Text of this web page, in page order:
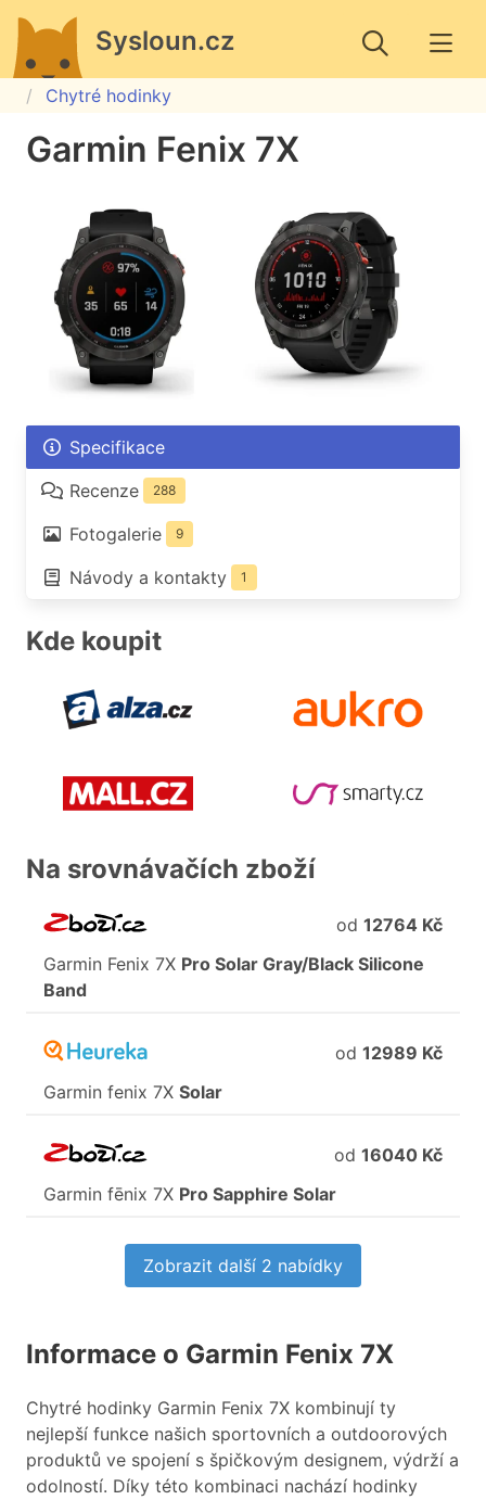
Sysloun.cz
Chytré hodinky
Garmin Fenix 7X
Specifikace
Recenze
288
Fotogalerie 9
Návody a kontakty 1
Kde koupit
Na srovnávačích zboží
Garmin Fenix 7X Pro Solar Gray/Black Silicone
Band
od 12764 Kč
Garmin fenix 7X Solar
od 12989 Kč
Garmin fēnix 7X Pro Sapphire Solar
od 16040 Kč
Zobrazit další 2 nabídky
Informace o Garmin Fenix 7X
Chytré hodinky Garmin Fenix 7X kombinují ty
nejlepší funkce našich sportovních a outdoorových
produktů ve spojení s špičkovým designem, výdrží a
odolností. Díky této kombinaci nachází hodinky